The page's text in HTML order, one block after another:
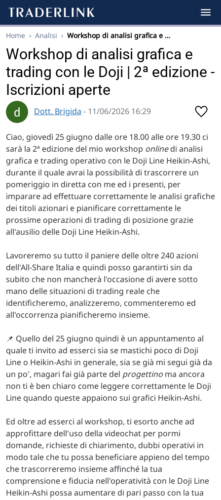
Home › Analisi › Workshop di analisi grafica e …
Workshop di analisi grafica e
trading con le Doji | 2ª edizione -
Iscrizioni aperte
Dott. Brigida - 11/06/2026 16:29
Ciao, giovedì 25 giugno dalle ore 18.00 alle ore 19.30 ci
sarà la 2ª edizione del mio workshop onlinedi analisi
grafica e trading operativo con le Doji Line Heikin-Ashi,
durante il quale avrai la possibilità di trascorrere un
pomeriggio in diretta con me ed i presenti, per
imparare ad effettuare correttamente le analisi grafiche
dei titoli azionari e pianificare correttamente le
prossime operazioni di trading di posizione grazie
all'ausilio delle Doji Line Heikin-Ashi.
Lavoreremo su tutto il paniere delle oltre 240 azioni
dell'All-Share Italia e quindi posso garantirti sin da
subito che non mancherà l'occasione di avere sotto
mano delle situazioni di trading reale che
identificheremo, analizzeremo, commenteremo ed
all'occorrenza pianificheremo insieme.
📌 Quello del 25 giugno quindi è un appuntamento al
quale ti invito ad esserci sia se mastichi poco di Doji
Line o Heikin-Ashi in generale, sia se già mi segui già da
un po', magari fai già parte del progettino ma ancora
non ti è ben chiaro come leggere correttamente le Doji
Line quando queste appaiono sui grafici Heikin-Ashi.
Ed oltre ad esserci al workshop, ti esorto anche ad
approfittare dell'uso della videochat per pormi
domande, richieste di chiarimento, dubbi operativi in
modo tale che tu possa beneficiare appieno del tempo
che trascorreremo insieme affinché la tua
comprensione e fiducia nell'operatività con le Doji Line
Heikin-Ashi possa aumentare di pari passo con la tua